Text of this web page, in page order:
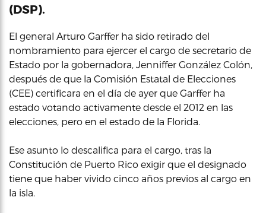
(DSP).
El general Arturo Garffer ha sido retirado del
nombramiento para ejercer el cargo de secretario de
Estado por la gobernadora, Jenniffer González Colón,
después de que la Comisión Estatal de Elecciones
(CEE) certificara en el día de ayer que Garffer ha
estado votando activamente desde el 2012 en las
elecciones, pero en el estado de la Florida.
Ese asunto lo descalifica para el cargo, tras la
Constitución de Puerto Rico exigir que el designado
tiene que haber vivido cinco años previos al cargo en
la isla.